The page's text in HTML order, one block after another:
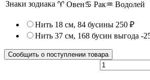
Знаки зодиака ♈ Овен♋ Рак♒ Водолей
Нить 18 см, 84 бусины 250 ₽
Нить 37 см, 168 бусин выгода -
Сообщить о поступлении товара